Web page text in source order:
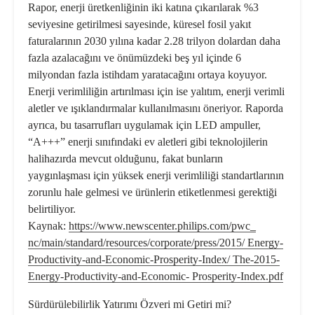
Rapor, enerji üretkenliğinin iki katına çıkarılarak %3
seviyesine getirilmesi sayesinde, küresel fosil yakıt
faturalarının 2030 yılına kadar 2.28 trilyon dolardan daha
fazla azalacağını ve önümüzdeki beş yıl içinde 6
milyondan fazla istihdam yaratacağını ortaya koyuyor.
Enerji verimliliğin artırılması için ise yalıtım, enerji ve­rimli
aletler ve ışıklandırmalar kullanılmasını öneriyor. Raporda
ayrıca, bu tasarrufları uygulamak için LED ampuller,
“A+++” enerji sınıfındaki ev aletleri gibi tek­nolojilerin
halihazırda mevcut olduğunu, fakat bunların
yaygınlaşması için yüksek enerji verimliliği standartla­rının
zorunlu hale gelmesi ve ürünlerin etiketlenmesi gerektiği
belirtiliyor.
Kaynak: https://www.newscenter.philips.com/pwc_
nc/main/standard/resources/corporate/press/2015/ Energy-
Productivity-and-Economic-Prosperity-Index/ The-2015-
Energy-Productivity-and-Economic- Prosperity-Index.pdf
Sürdürülebilirlik Yatırımı Özveri mi Getiri mi?